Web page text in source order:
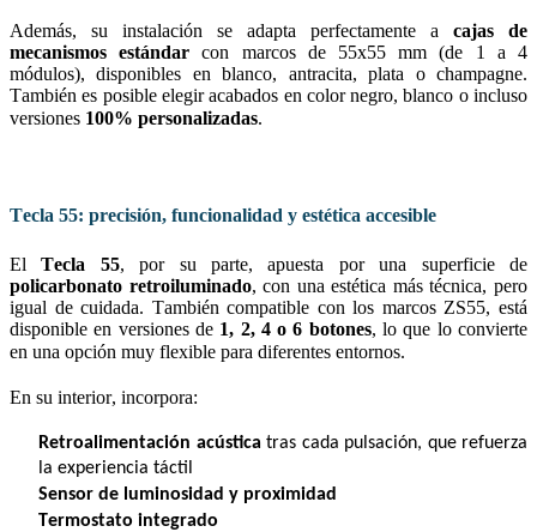
Además, su instalación se adapta perfectamente a cajas de
mecanismos estándar con marcos de 55x55 mm (de 1 a 4
módulos), disponibles en blanco, antracita, plata o champagne.
También es posible elegir acabados en color negro, blanco o incluso
versiones 100% personalizadas.
Tecla 55: precisión, funcionalidad y estética accesible
El Tecla 55
policarbonato retroiluminado, con una estética más técnica, pero
igual de cuidada. También compatible con los marcos ZS55, está
disponible en versiones de 1, 2, 4 o 6 botones, lo que lo convierte
en una opción muy flexible para diferentes entornos.
En su interior, incorpora:
Retroalimentación acústica tras cada pulsación, que refuerza
la experiencia táctil
Sensor de luminosidad y proximidad
Termostato integrado